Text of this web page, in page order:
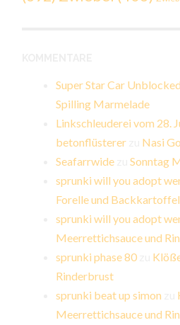
Super Star Car Unblocked
Spilling Marmelade
Linkschleuderei vom 28.
betonflüsterer
Nasi
Seafarrwide zuSonntag
sprunki will you adopt
Forelle und
sprunki will you adopt
Meerrettichsauce und
sprunki phase 80
Rinderbrust
sprunki beat up simon
Meerrettichsauce und